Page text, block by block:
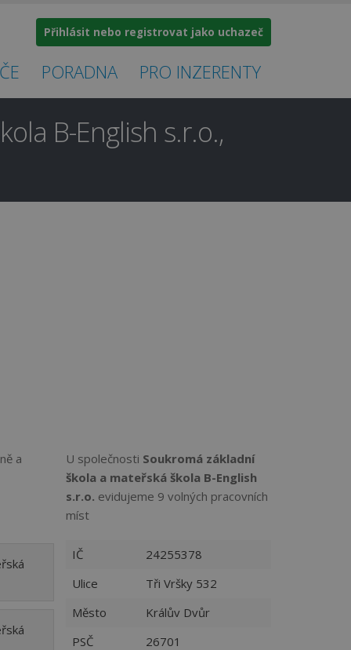
Přihlásit nebo registrovat jako uchazeč
PORADNA PRO INZERENTY
B-English s.r.o.,
a
U společnosti Soukromá základní
škola a mateřská škola B-English
s.r.o. evidujeme 9 volných pracovních
míst
IČ
24255378
Ulice
Tři Vršky 532
Město
Králův Dvůr
PSČ
26701